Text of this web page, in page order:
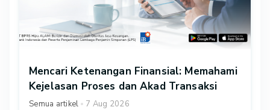
Mencari Ketenangan Finansial: Memahami
Kejelasan Proses dan Akad Transaksi
Semua artikel 7 Aug 2026